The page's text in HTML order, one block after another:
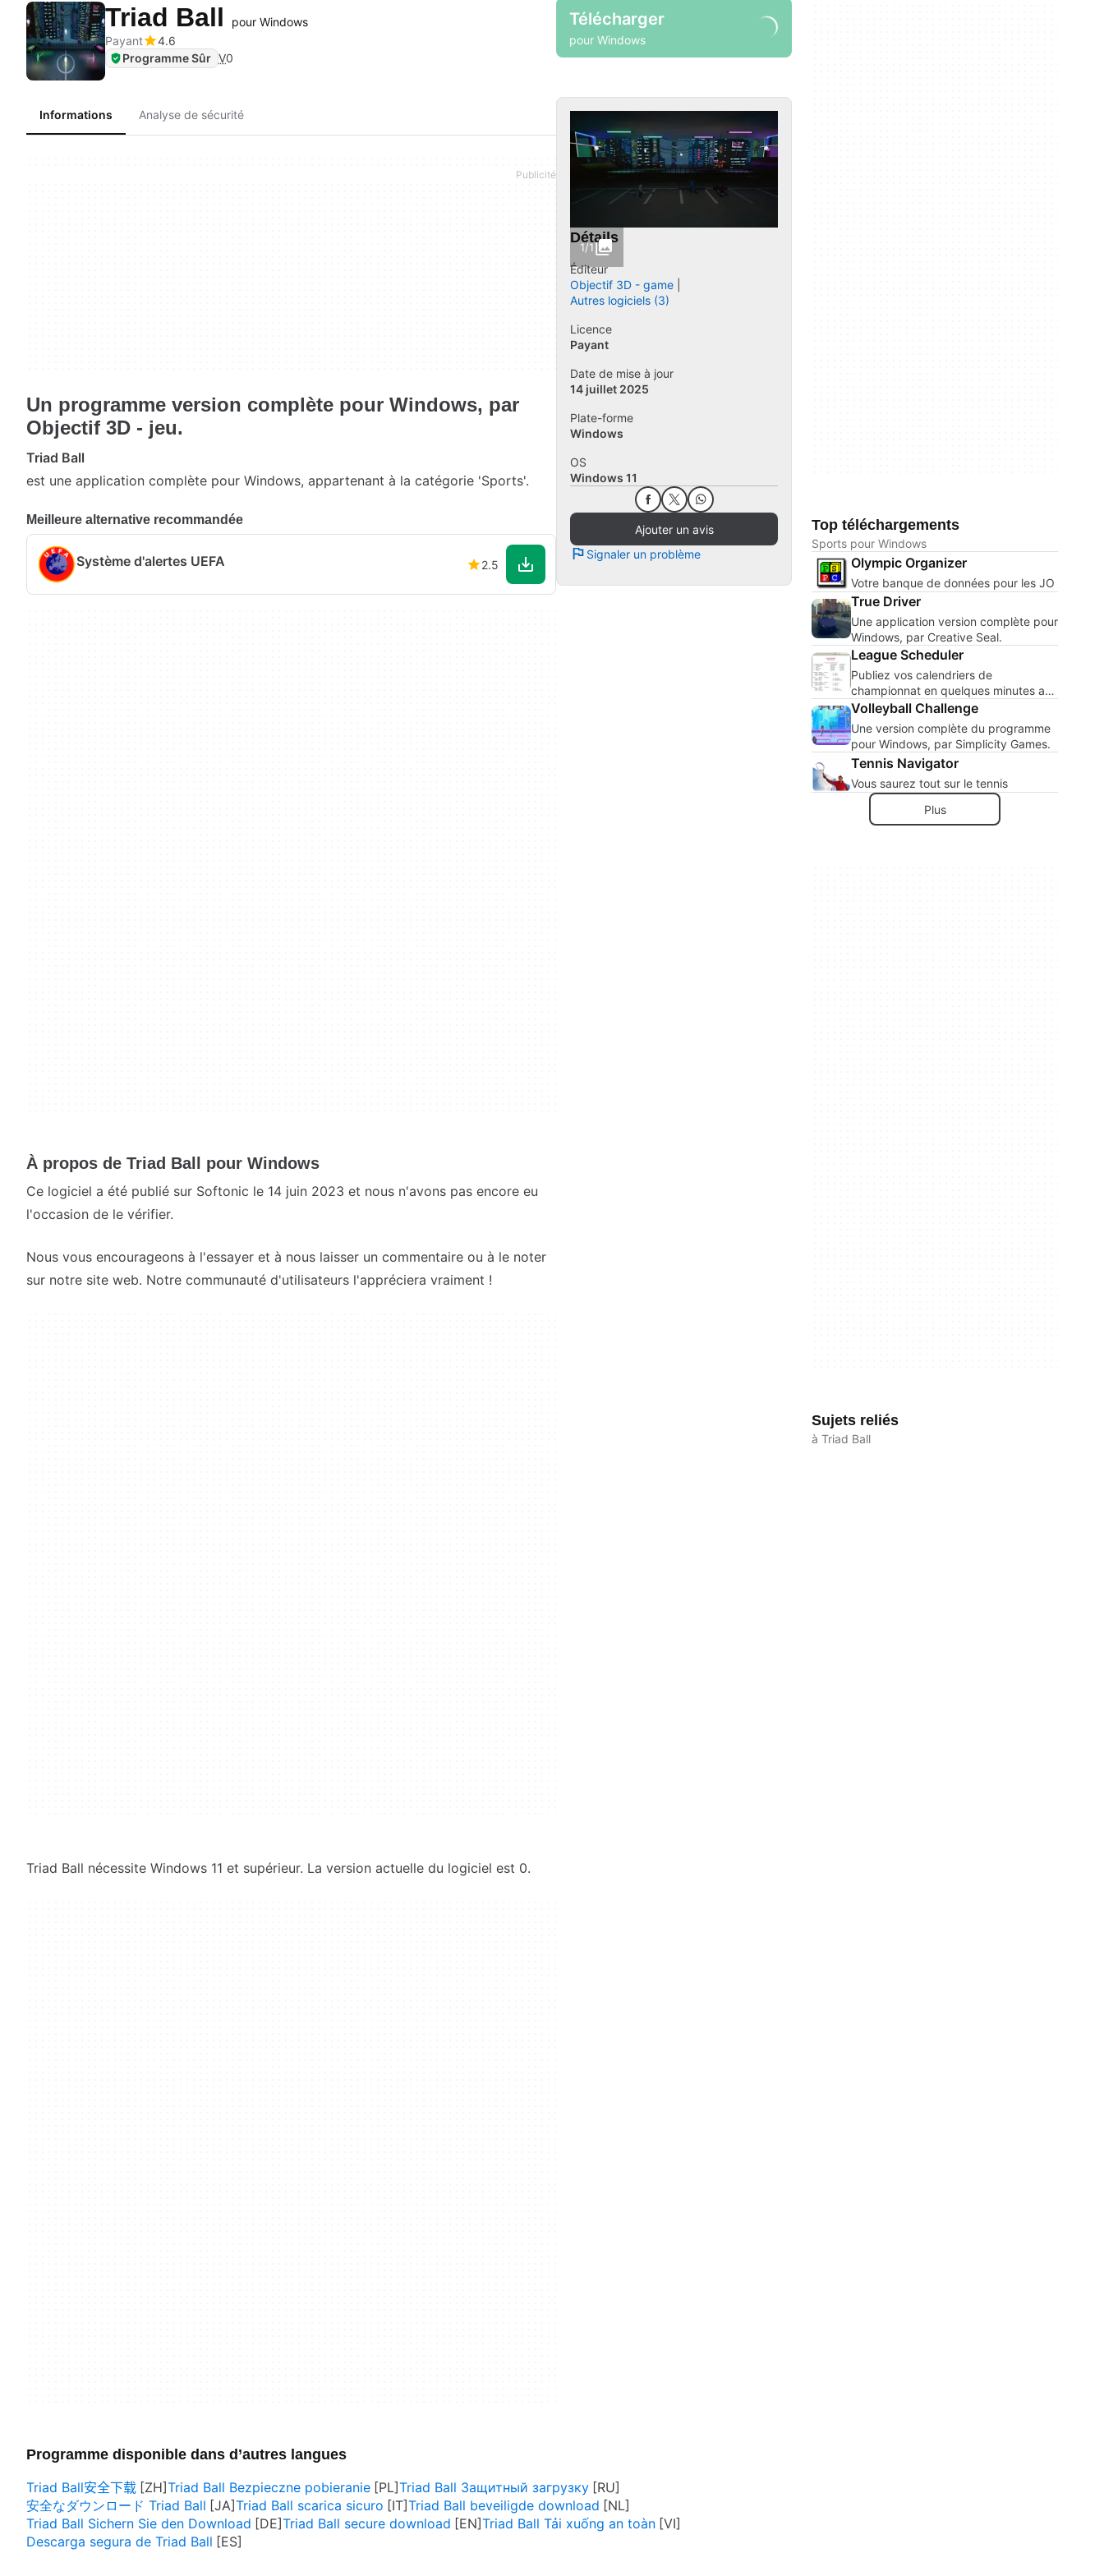
Triad Ball
pour Windows
Payant
4.6
Programme Sûr V0
Télécharger
pour Windows
Informations Analyse de sécurité
Un programme version complète pour Windows, par
Objectif 3D - jeu.
Triad Ball
est une application complète pour Windows, appartenant à la catégorie 'Sports'.
Meilleure alternative recommandée
Système d'alertes UEFA 2.5
À propos de Triad Ball pour Windows
Ce logiciel a été publié sur Softonic le 14 juin 2023 et nous n'avons pas encore eu
l'occasion de le vérifier.
Nous vous encourageons à l'essayer et à nous laisser un commentaire ou à le noter
sur notre site web. Notre communauté d'utilisateurs l'appréciera vraiment !
Triad Ball nécessite Windows 11 et supérieur. La version actuelle du logiciel est 0.
1/1
Détails
Éditeur
Objectif 3D - game
Autres logiciels (3)
Licence
Payant
Date de mise à jour
14 juillet 2025
Plate-forme
Windows
OS
Windows 11
Ajouter un avis
Signaler un problème
Programme disponible dans d’autres langues
Triad Ball安全下载
Triad Ball Bezpieczne pobieranie
Triad Ball Защитный загрузку
安全なダウンロード Triad Ball
Triad Ball scarica sicuro
Triad Ball beveiligde download
Triad Ball Sichern Sie den Download
Triad Ball secure download
Triad Ball Tải xuống an toàn
Descarga segura de Triad Ball
Top téléchargements
Sports pour Windows
Olympic Organizer
Votre banque de données pour les JO
True Driver
Une application version complète pour
Windows, par Creative Seal.
League Scheduler
Publiez vos calendriers de
championnat en quelques minutes au
lieu de quelques jours.
Volleyball Challenge
Une version complète du programme
pour Windows, par Simplicity Games.
Tennis Navigator
Vous saurez tout sur le tennis
Plus
Sujets reliés
à Triad Ball